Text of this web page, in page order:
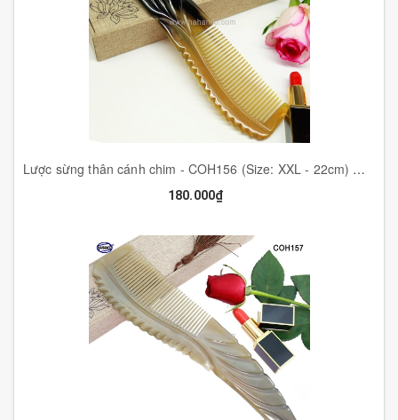
Lược sừng thân cánh chim - COH156 (Size: XXL - 22cm) Mẫu cao cấp màu sắc đẹp - Horn Comb of HAHANCO - Chăm sóc tóc
180.000₫